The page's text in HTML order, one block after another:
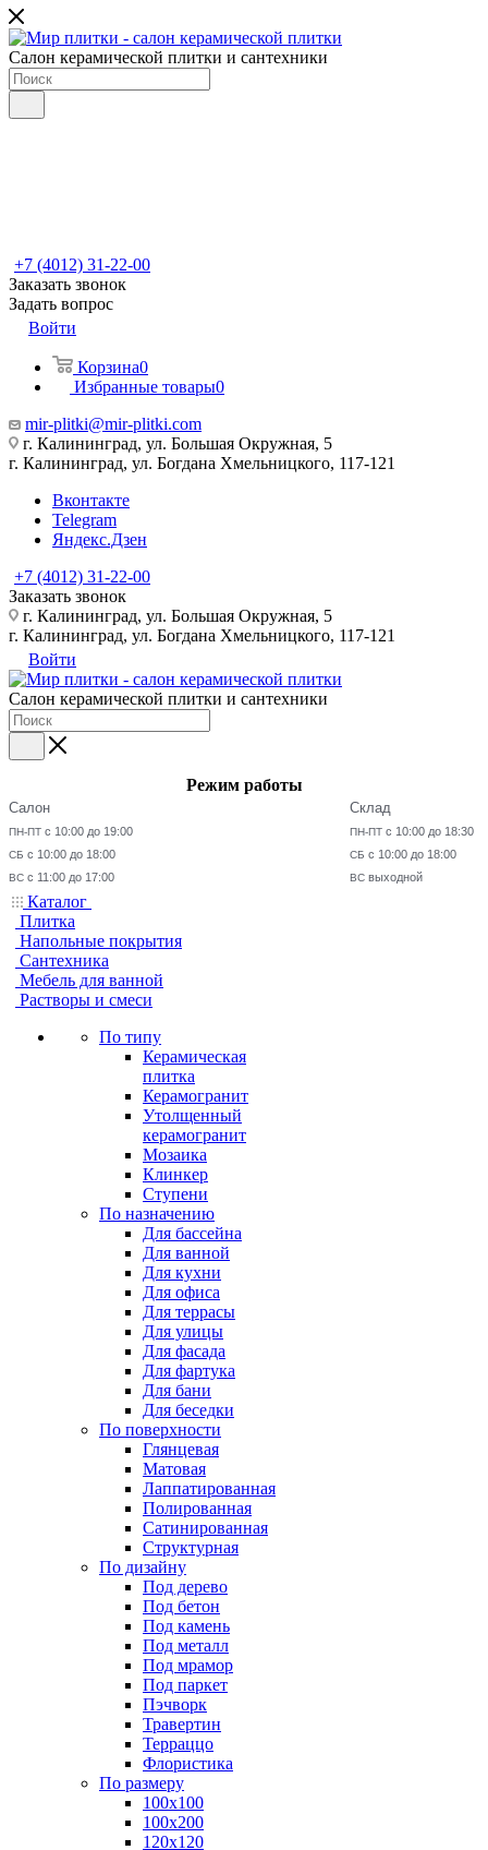
Салон керамической плитки и сантехники
+7 (4012) 31-22-00
Заказать звонок
Задать вопрос
Войти
Корзина0
Избранные товары0
mir-plitki@mir-plitki.com
г. Калининград, ул. Большая Окружная, 5
г. Калининград, ул. Богдана Хмельницкого, 117-121
Вконтакте
Telegram
Яндекс.Дзен
+7 (4012) 31-22-00
Заказать звонок
г. Калининград, ул. Большая Окружная, 5
г. Калининград, ул. Богдана Хмельницкого, 117-121
Войти
Салон керамической плитки и сантехники
Режим работы
Салон
ПН-ПТ с 10:00 до 19:00
СБ с 10:00 до 18:00
ВС с 11:00 до 17:00
Склад
ПН-ПТ с 10:00 до 18:30
СБ с 10:00 до 18:00
ВС выходной
Каталог
Плитка
Напольные покрытия
Сантехника
Мебель для ванной
Растворы и смеси
По типу
Керамическая
плитка
Керамогранит
Утолщенный
керамогранит
Мозаика
Клинкер
Ступени
По назначению
Для бассейна
Для ванной
Для кухни
Для офиса
Для террасы
Для улицы
Для фасада
Для фартука
Для бани
Для беседки
По поверхности
Глянцевая
Матовая
Лаппатированная
Полированная
Сатинированная
Структурная
По дизайну
Под дерево
Под бетон
Под камень
Под металл
Под мрамор
Под паркет
Пэчворк
Травертин
Терраццо
Флористика
По размеру
100х100
100х200
120х120